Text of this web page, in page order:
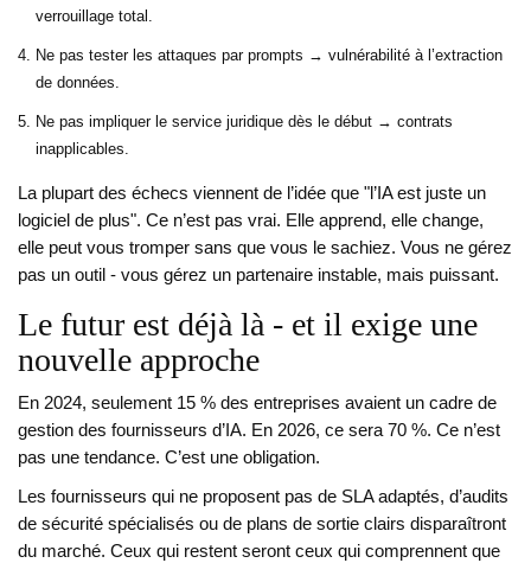
verrouillage total.
Ne pas tester les attaques par prompts → vulnérabilité à l’extraction
de données.
Ne pas impliquer le service juridique dès le début → contrats
inapplicables.
La plupart des échecs viennent de l’idée que "l’IA est juste un
logiciel de plus". Ce n’est pas vrai. Elle apprend, elle change,
elle peut vous tromper sans que vous le sachiez. Vous ne gérez
pas un outil - vous gérez un partenaire instable, mais puissant.
Le futur est déjà là - et il exige une
nouvelle approche
En 2024, seulement 15 % des entreprises avaient un cadre de
gestion des fournisseurs d’IA. En 2026, ce sera 70 %. Ce n’est
pas une tendance. C’est une obligation.
Les fournisseurs qui ne proposent pas de SLA adaptés, d’audits
de sécurité spécialisés ou de plans de sortie clairs disparaîtront
du marché. Ceux qui restent seront ceux qui comprennent que